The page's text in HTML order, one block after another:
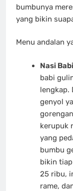
bumbunya
yang bikin
Menu andalan
Nasi
babi
lengkap.
genyol
kerupuk
yang
bumbu
bikin
25 ribu,
rame,